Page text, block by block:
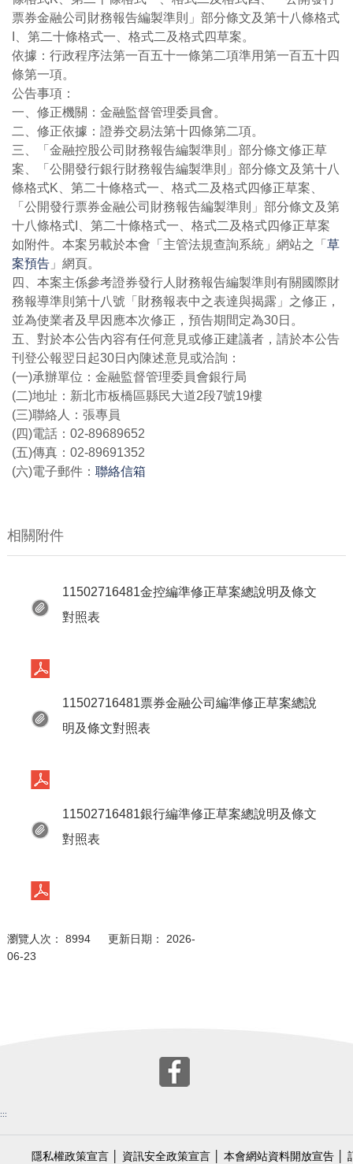
票券金融公司財務報告編製準則」部分條文及第十八條格式
I、第二十條格式一、格式二及格式四草案。
依據：行政程序法第一百五十一條第二項準用第一百五十四
條第一項。
公告事項：
一、修正機關：金融監督管理委員會。
二、修正依據：證券交易法第十四條第二項。
三、「金融控股公司財務報告編製準則」部分條文修正草
案、「公開發行銀行財務報告編製準則」部分條文及第十八
條格式K、第二十條格式一、格式二及格式四修正草案、
「公開發行票券金融公司財務報告編製準則」部分條文及第
十八條格式I、第二十條格式一、格式二及格式四修正草案
如附件。本案另載於本會「主管法規查詢系統」網站之「草
案預告 」網頁。
四、本案主係參考證券發行人財務報告編製準則有關國際財
務報導準則第十八號「財務報表中之表達與揭露」之修正，
並為使業者及早因應本次修正，預告期間定為30日。
五、對於本公告內容有任何意見或修正建議者，請於本公告
刊登公報翌日起30日內陳述意見或洽詢：
(一)承辦單位：金融監督管理委員會銀行局
(二)地址：新北市板橋區縣民大道2段7號19樓
(三)聯絡人：張專員
(四)電話：02-89689652
(五)傳真：02-89691352
(六)電子郵件：聯絡信箱
相關附件
11502716481金控編準修正草案總說明及條文
對照表
11502716481票券金融公司編準修正草案總說
明及條文對照表
11502716481銀行編準修正草案總說明及條文
對照表
瀏覽人次： 8994 更新日期： 2026-
06-23
:::
隱私權政策宣言 資訊安全政策宣言 本會網站資料開放宣告